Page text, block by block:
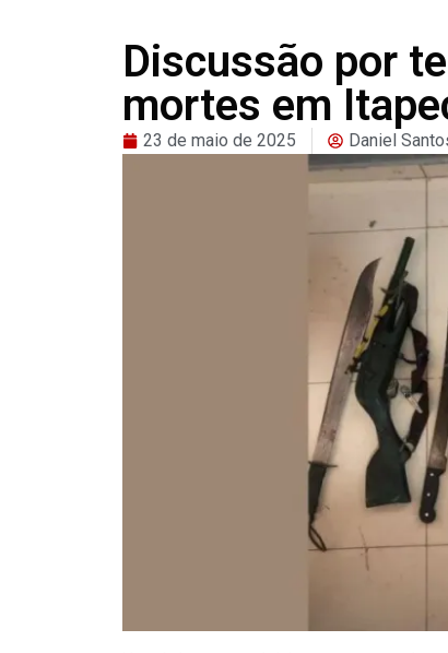
Discussão por
mortes em
23 de maio de 2025 Daniel